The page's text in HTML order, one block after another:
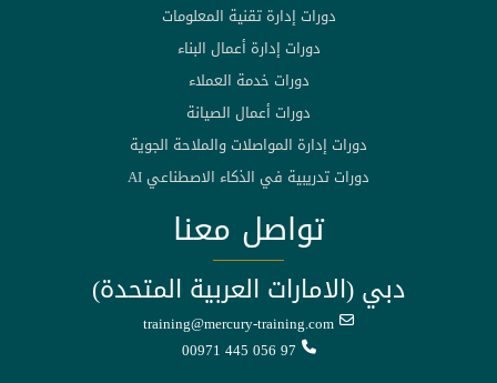
دورات إدارة تقنية المعلومات
دورات إدارة أعمال البناء
دورات خدمة العملاء
دورات أعمال الصيانة
دورات إدارة المواصلات والملاحة الجوية
دورات تدريبية في الذكاء الاصطناعي AI
تواصل معنا
دبي (الامارات العربية المتحدة)
training@mercury-training.com
00971 445 056 97